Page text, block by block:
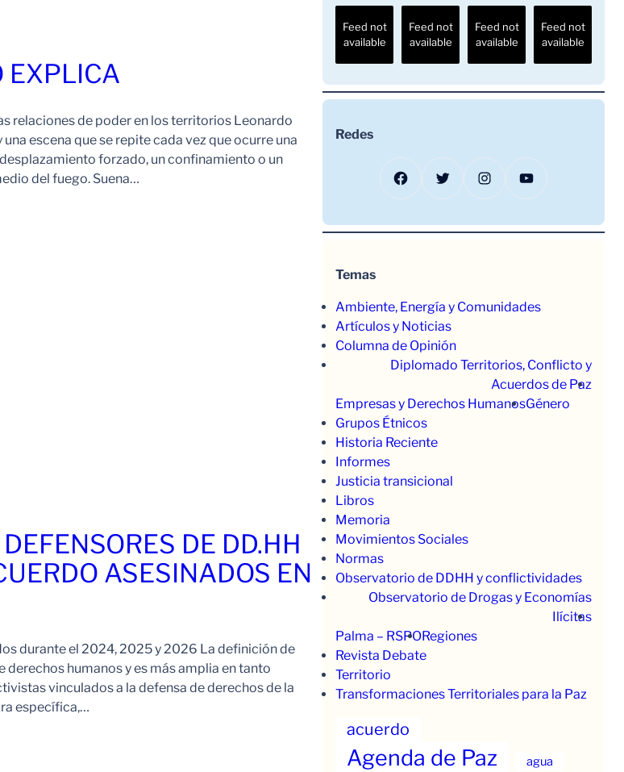
EXPLICA
relaciones de poder en los territorios Leonardo
escena que se repite cada vez que ocurre una
forzado, un confinamiento o un
del fuego. Suena…
DE DD.HH
ASESINADOS EN
durante el 2024, 2025 y 2026 La definición de
humanos y es más amplia en tanto
vinculados a la defensa de derechos de la
específica,…
Feed not
available
Feed not
available
Feed not
available
Feed not
available
Redes
Facebook Twitter Instagram YouTube
Temas
Ambiente, Energía y Comunidades
Artículos y Noticias
Columna de Opinión
Diplomado Territorios, Conflicto y
Acuerdos de Paz
Empresas y Derechos HumanosGénero
Grupos Étnicos
Historia Reciente
Informes
Justicia transicional
Libros
Memoria
Movimientos Sociales
Normas
Observatorio de DDHH y conflictividades
Observatorio de Drogas y Economías
Ilícitas
Palma – RSPORegiones
Revista Debate
Territorio
Transformaciones Territoriales para la Paz
acuerdo
Agenda de Paz agua